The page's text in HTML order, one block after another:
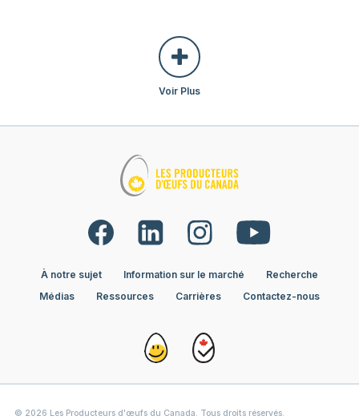
Voir Plus
À notre sujet Information sur le marché
Recherche
Médias
Ressources Carrières Contactez-nous
© 2026 Les Producteurs d'œufs du Canada. Tous droits réservés.